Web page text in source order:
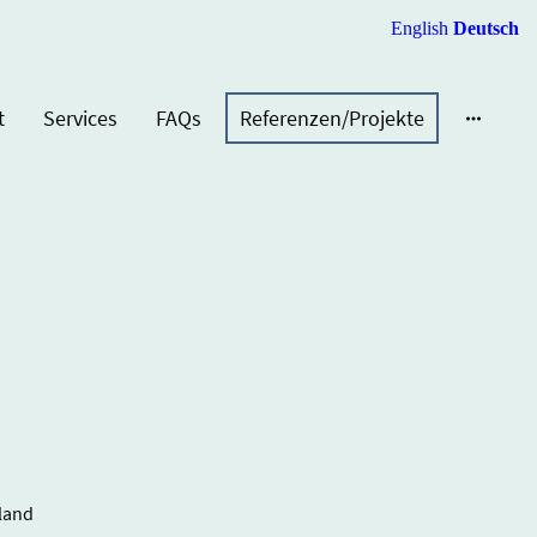
Services FAQs Referenzen/Projekte
English Deutsch